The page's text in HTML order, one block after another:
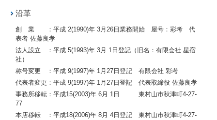
沿革
創 業 ：平成 2(1990)年 3月26日業務開始 屋号：彩考 代
表者 佐藤良孝
法人設立 ：平成 5(1993)年 3月 1日登記（旧名：有限会社 星宿
社）
称号変更 ：平成 9(1997)年 1月27日登記 有限会社 彩考
代表者変更：平成 9(1997)年 1月27日登記 代表取締役 佐藤良孝
事務所移転：平成15(2003)年 6月 1日 東村山市秋津町4-27-
77
本店移転 ：平成18(2006)年 8月 4日登記 東村山市秋津町4-27-